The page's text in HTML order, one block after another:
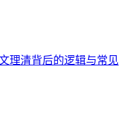
理清背后的逻辑与常见